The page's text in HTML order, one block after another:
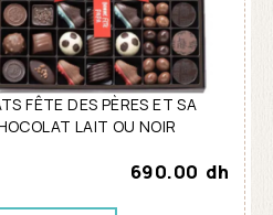
FÊTE DES PÈRES ET SA
LAIT OU NOIR
690.00 dh